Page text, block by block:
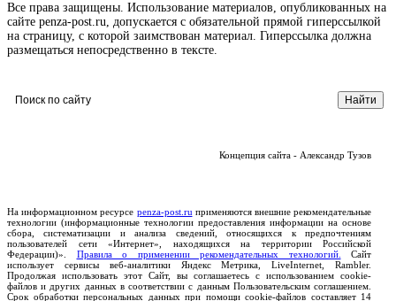
Все права защищены. Использование материалов, опубликованных на
сайте penza-post.ru, допускается с обязательной прямой гиперссылкой
на страницу, с которой заимствован материал. Гиперссылка должна
размещаться непосредственно в тексте.
Концепция сайта - Александр Тузов
На информационном ресурсе penza-post.ru применяются внешние рекомендательные
технологии (информационные технологии предоставления информации на основе
сбора, систематизации и анализа сведений, относящихся к предпочтениям
пользователей сети «Интернет», находящихся на территории Российской
Федерации)». Правила о применении рекомендательных технологий.
Сайт
использует сервисы веб-аналитики Яндекс Метрика, LiveInternet, Rambler.
Продолжая использовать этот Сайт, вы соглашаетесь с использованием cookie-
файлов и других данных в соответствии с данным Пользовательским соглашением.
Срок обработки персональных данных при помощи cookie-файлов составляет 14